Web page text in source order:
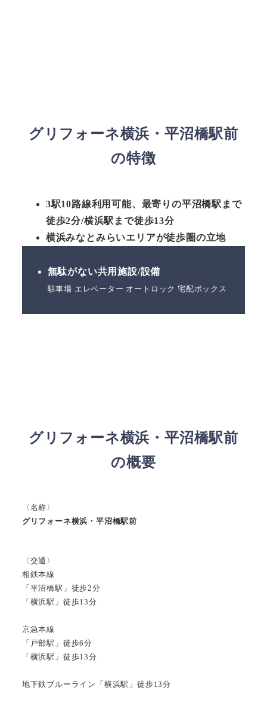
グリフォーネ横浜・平沼橋駅前
の特徴
3駅10路線利用可能、最寄りの平沼橋駅まで
徒歩2分/横浜駅まで徒歩13分
横浜みなとみらいエリアが徒歩圏の立地
無駄がない共用施設/設備
駐車場 エレベーター オートロック 宅配ボックス
グリフォーネ横浜・平沼橋駅前
の概要
〈名称〉
グリフォーネ横浜・平沼橋駅前
〈交通〉
相鉄本線
「平沼橋駅」徒歩2分
「横浜駅」徒歩13分
京急本線
「戸部駅」徒歩6分
「横浜駅」徒歩13分
地下鉄ブルーライン「横浜駅」徒歩13分